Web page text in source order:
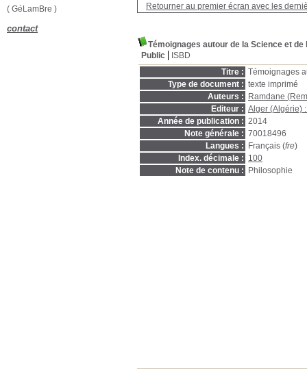
Retourner au premier écran avec les
Témoignages autour de la Science et de
Public
ISBD
Titre : Témoignages
Type de document : texte imprimé
Auteurs :
Ramdane
Editeur : Alger (Algérie)
Année de publication : 2014
Note générale : 70018496
Langues :
Français (fre)
Index. décimale : 100
Note de contenu :
Philosophie
( GéLamBre )
contact